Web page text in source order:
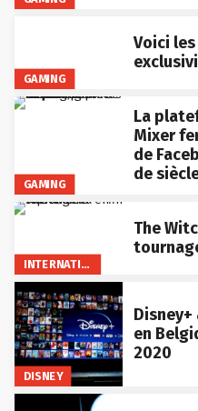
GAMING
Voici
GAMING
La
Mixer
de
de
INTERNATIONAL
The
DISNEY
en
2020